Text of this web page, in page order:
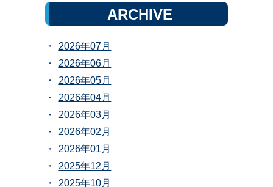
ARCHIVE
2026年07月
2026年06月
2026年05月
2026年04月
2026年03月
2026年02月
2026年01月
2025年12月
2025年10月